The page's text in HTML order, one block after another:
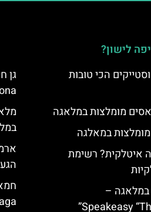
לישון?
הכי טובות
מומלצות במלאגה
במאלגה
איטלקית? רשימת
במלאגה –
Speakeasy
גן